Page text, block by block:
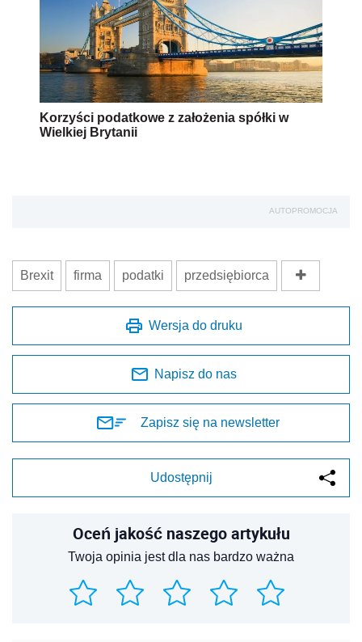
Korzyści podatkowe z założenia spółki w
Wielkiej Brytanii
AUTOPROMOCJA
Brexit firma podatki przedsiębiorca
Wersja do druku
Napisz do nas
Zapisz się na newsletter
Udostępnij
Oceń jakość naszego artykułu
Twoja opinia jest dla nas bardzo ważna